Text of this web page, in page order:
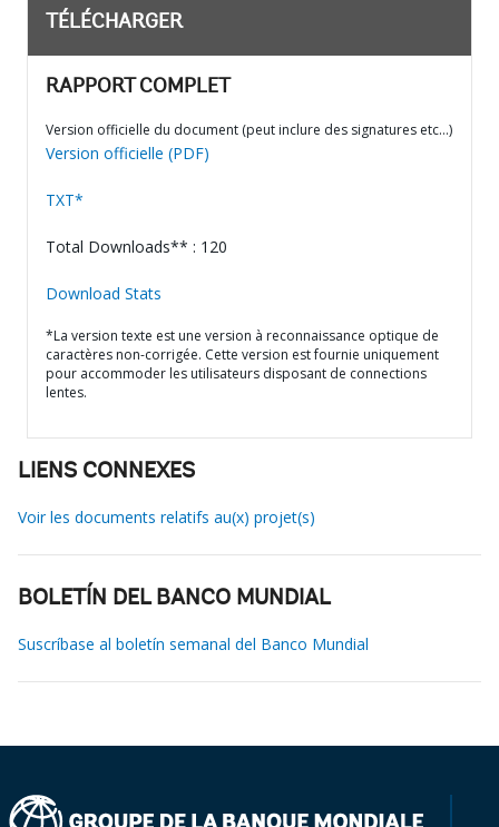
TÉLÉCHARGER
RAPPORT COMPLET
Version officielle du document (peut inclure des signatures etc…)
Version officielle (PDF)
TXT*
Total Downloads** : 120
Download Stats
*La version texte est une version à reconnaissance optique de
caractères non-corrigée. Cette version est fournie uniquement
pour accommoder les utilisateurs disposant de connections
lentes.
LIENS CONNEXES
Voir les documents relatifs au(x) projet(s)
BOLETÍN DEL BANCO MUNDIAL
Suscríbase al boletín semanal del Banco Mundial